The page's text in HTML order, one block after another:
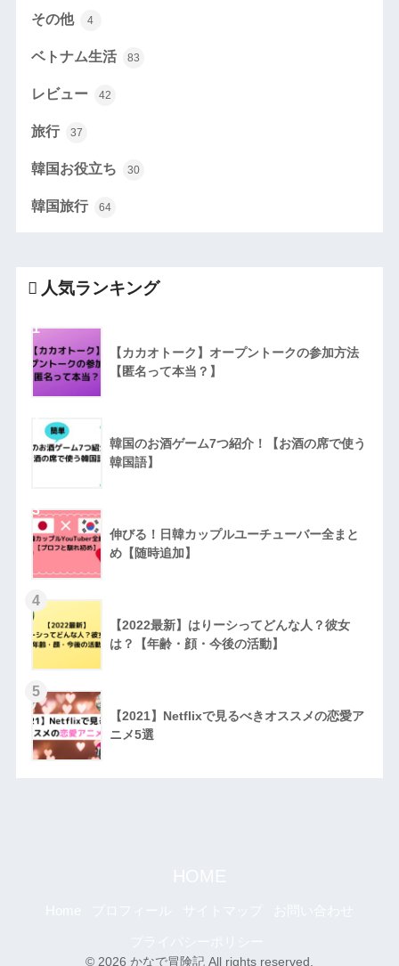
その他 4
ベトナム生活 83
レビュー 42
旅行 37
韓国お役立ち 30
韓国旅行 64
人気ランキング
1
【カカオトーク】オープントークの参加方法
【匿名って本当？】
韓国のお酒ゲーム7つ紹介！【お酒の席で使う
韓国語】
3
伸びる！日韓カップルユーチューバー全まと
め【随時追加】
4
【2022最新】はりーシってどんな人？彼女
は？【年齢・顔・今後の活動】
5
【2021】Netflixで見るべきオススメの恋愛ア
ニメ5選
© 2026 かなで冒険記 All rights reserved.